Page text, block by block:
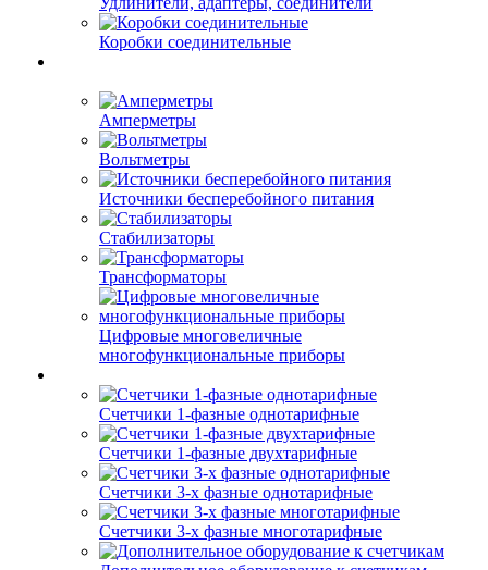
Коробки соединительные
Амперметры
Вольтметры
Источники бесперебойного питания
Стабилизаторы
Трансформаторы
Цифровые многовеличные
многофункциональные приборы
Счетчики 1-фазные однотарифные
Счетчики 1-фазные двухтарифные
Счетчики 3-х фазные однотарифные
Счетчики 3-х фазные многотарифные